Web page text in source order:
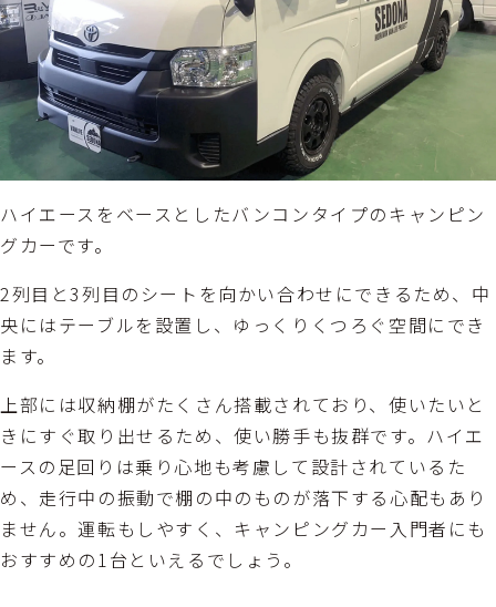
ハイエースをベースとしたバンコンタイプのキャンピン
グカーです。
2列目と3列目のシートを向かい合わせにできるため、中
央にはテーブルを設置し、ゆっくりくつろぐ空間にでき
ます。
上部には収納棚がたくさん搭載されており、使いたいと
きにすぐ取り出せるため、使い勝手も抜群です。ハイエ
ースの足回りは乗り心地も考慮して設計されているた
め、走行中の振動で棚の中のものが落下する心配もあり
ません。運転もしやすく、キャンピングカー入門者にも
おすすめの1台といえるでしょう。